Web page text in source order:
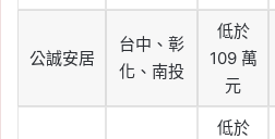
公誠安居
台中、彰
化、南投
低於
109 萬
元
低於